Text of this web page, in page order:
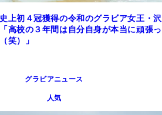
上初４冠獲得の令和のグラビア女王・沢
高校の３年間は自分自身が本当に頑張っ
笑）」
グラビアニュース
人気